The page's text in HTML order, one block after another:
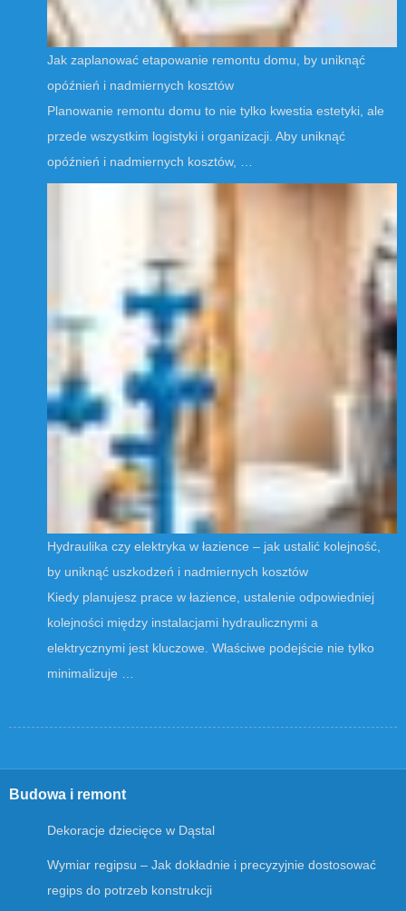
Jak zaplanować etapowanie remontu domu, by uniknąć
opóźnień i nadmiernych kosztów
Planowanie remontu domu to nie tylko kwestia estetyki, ale
przede wszystkim logistyki i organizacji. Aby uniknąć
opóźnień i nadmiernych kosztów, …
Hydraulika czy elektryka w łazience – jak ustalić kolejność,
by uniknąć uszkodzeń i nadmiernych kosztów
Kiedy planujesz prace w łazience, ustalenie odpowiedniej
kolejności między instalacjami hydraulicznymi a
elektrycznymi jest kluczowe. Właściwe podejście nie tylko
minimalizuje …
Budowa i remont
Dekoracje dziecięce w Dąstal
Wymiar regipsu – Jak dokładnie i precyzyjnie dostosować
regips do potrzeb konstrukcji